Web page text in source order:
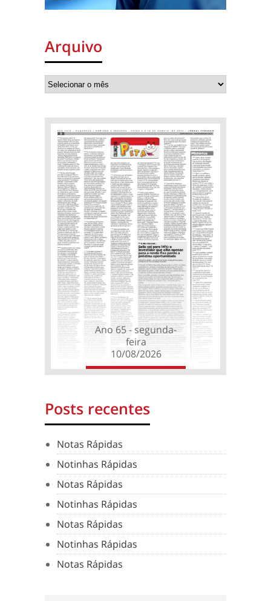
Arquivo
Ano 65 - segunda-
feira
10/08/2026
Posts recentes
Notas Rápidas
Notinhas Rápidas
Notas Rápidas
Notinhas Rápidas
Notas Rápidas
Notinhas Rápidas
Notas Rápidas